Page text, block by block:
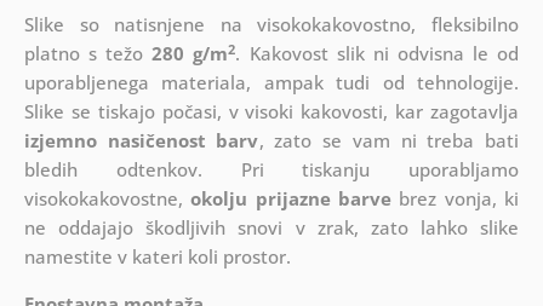
Slike so natisnjene na visokokakovostno, fleksibilno
platno s težo280 g/m2. Kakovost slik ni odvisna le od
uporabljenega materiala, ampak tudi od tehnologije.
Slike se tiskajo počasi, v visoki kakovosti, kar zagotavlja
izjemno nasičenost barv, zato se vam ni treba bati
bledih odtenkov. Pri tiskanju uporabljamo
visokokakovostne,okolju prijazne barve brez vonja, ki
ne oddajajo škodljivih snovi v zrak, zato lahko slike
namestite v kateri koli prostor.